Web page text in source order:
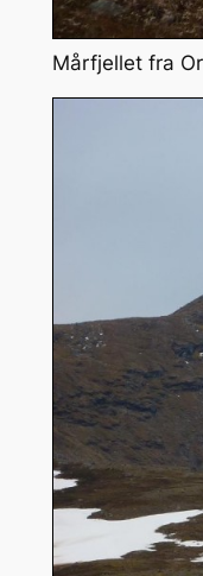
Mårfjellet fra